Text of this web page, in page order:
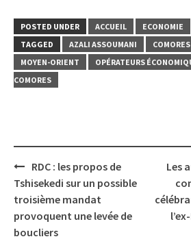
POSTED UNDER ACCUEIL
ECONOMIE
TAGGED
AZALI ASSOUMANI COMORES
MOYEN-ORIENT
OPÉRATEURS
COMORES
Post
navigation
RDC : les propos de
Tshisekedi sur un possible
troisième mandat
provoquent une levée de
boucliers
Les